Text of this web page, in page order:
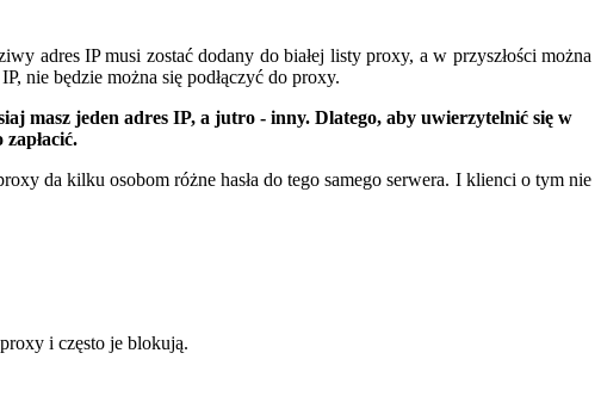
adres IP musi zostać dodany do białej listy proxy, a w przyszłości można
nie będzie można się podłączyć do proxy.
masz jeden adres IP, a jutro - inny. Dlatego, aby uwierzytelnić się w
da kilku osobom różne hasła do tego samego serwera. I klienci o tym nie
i często je blokują.